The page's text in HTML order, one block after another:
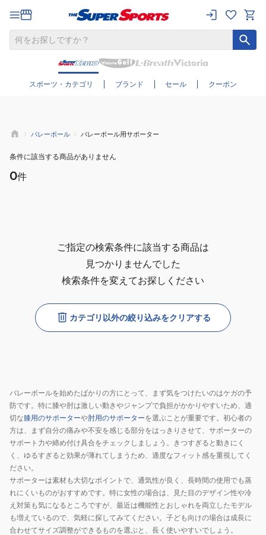
スポーツ・カテゴリ ブランド セール クーポン
さらに絞り込む
バレーボール バレーボール用サポーター
条件に該当する商品がありません
0件
ご指定の検索条件に該当する商品は
見つかりませんでした
検索条件を変えてお探しください
カテゴリ以外の絞り込みをクリアする
バレーボールを始めたばかりの方にとって、まず気をつけたいのはケガの予
防です。特に膝や肘は激しい動きやジャンプで負担がかかりやすいため、適
切な膝用のサポーターや肘用のサポーターを選ぶことが重要です。初心者の
方は、まず自分の痛みや不安を感じる部分をはっきりさせて、サポーターの
サポート力や締め付け具合をチェックしましょう。きつすぎると動きにく
く、ゆるすぎると効果が薄れてしまうため、適度なフィット感を重視してく
ださい。
サポーターは素材も大切なポイントで、通気性が良く、長時間の使用でも蒸
れにくいものがおすすめです。特に女性の場合は、見た目のデザイン性や冷
え対策も気になるところですが、最近は機能性とおしゃれを両立したモデル
も増えているので、気軽に探してみてください。子ども向けの場合は成長に
合わせてサイズ調整ができるものを選ぶと、長く使いやすいでしょう。